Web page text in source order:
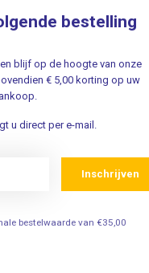
bestelling
blijf op de hoogte van onze
€ 5,00 korting op uw
u direct per e-mail.
Inschrijven
bestelwaarde van €35,00